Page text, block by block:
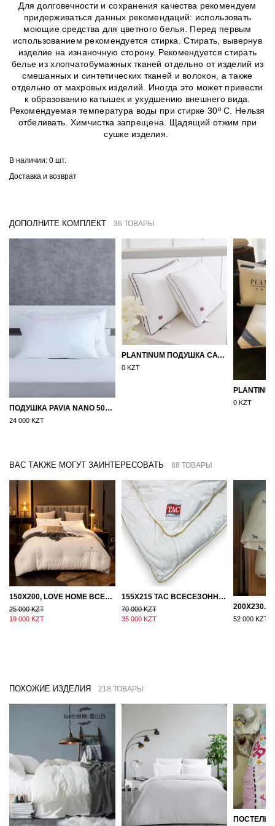
Для долговечности и сохранения качества рекомендуем
придерживаться данных рекомендаций: использовать
моющие средства для цветного белья. Перед первым
использованием рекомендуется стирка. Стирать, вывернув
изделие на изнаночную сторону. Рекомендуется стирать
белье из хлопчатобумажных тканей отдельно от изделий из
смешанных и синтетических тканей и волокон, а также
отдельно от махровых изделий. Иногда это может привести
к образованию катышек и ухудшению внешнего вида.
Рекомендуемая температура воды при стирке 30º C. Нельзя
отбеливать. Химчистка запрещена. Щадящий отжим при
сушке изделия.
В наличии: 0 шт.
Доставка и возврат
ДОПОЛНИТЕ КОМПЛЕКТ 36 ТОВАРЫ
ПОДУШКА PAVIA NANO 50X70
24 000 KZT
PLANTINUM ПОДУШКА САТИН, ШЕЛК 50Х70
0 KZT
0 KZT
ВАС ТАКЖЕ МОГУТ ЗАИНТЕРЕСОВАТЬ 88 ТОВАРЫ
150Х200, LOVE HOME ВСЕСЕЗОННОЕ ОДЕЯЛО ИЗ ХЛОПКА С НАПОЛНИТЕЛЕМ МИКРОГЕЛЬ
25 000 KZT
19 000 KZT
155Х215 TAC ВСЕСЕЗОННОЕ ХЛОПКОВОЕ ОДЕЯЛО ИЗ БАМБУКОВОГО ВОЛОКНА
70 000 KZT
35 000 KZT
52 000 KZT
ПОХОЖИЕ ИЗДЕЛИЯ 218 ТОВАРЫ